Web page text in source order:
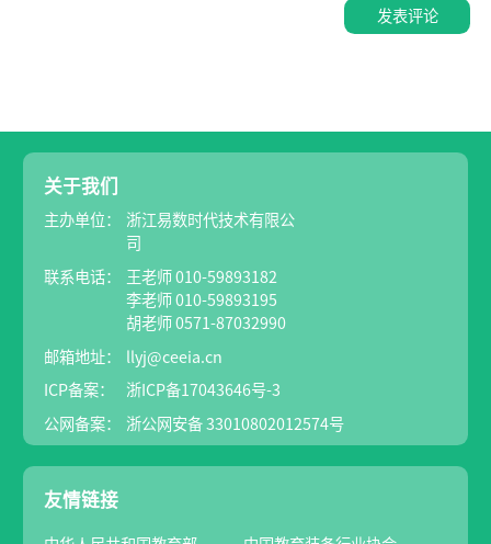
发表评论
关于我们
主办单位：
浙江易数时代技术有限公
司
联系电话：
王老师 010-59893182
李老师 010-59893195
胡老师 0571-87032990
邮箱地址： llyj@ceeia.cn
ICP备案： 浙ICP备17043646号-3
公网备案： 浙公网安备 33010802012574号
友情链接